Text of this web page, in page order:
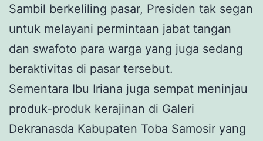
Sambil berkeliling pasar, Presiden tak segan
untuk melayani permintaan jabat tangan
dan swafoto para warga yang juga sedang
beraktivitas di pasar tersebut.
Sementara Ibu Iriana juga sempat meninjau
produk-produk kerajinan di Galeri
Dekranasda Kabupaten Toba Samosir yang